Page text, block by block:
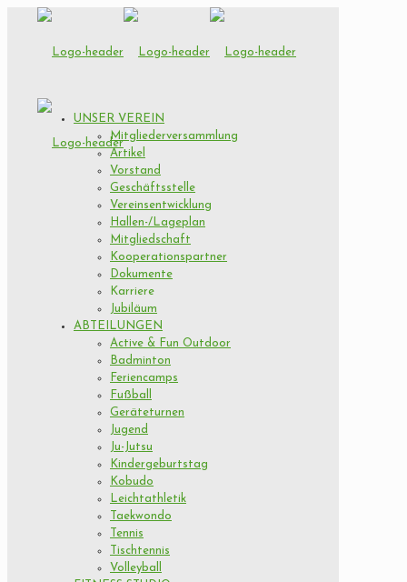
UNSER VEREIN
Mitgliederversammlung
Artikel
Vorstand
Geschäftsstelle
Vereinsentwicklung
Hallen-/Lageplan
Mitgliedschaft
Kooperationspartner
Dokumente
Karriere
Jubiläum
ABTEILUNGEN
Active & Fun Outdoor
Badminton
Feriencamps
Fußball
Geräteturnen
Jugend
Ju-Jutsu
Kindergeburtstag
Kobudo
Leichtathletik
Taekwondo
Tennis
Tischtennis
Volleyball